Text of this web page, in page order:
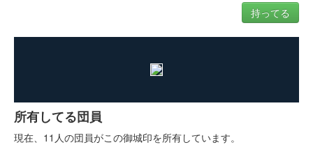
持ってる
所有してる団員
現在、11人の団員がこの御城印を所有しています。